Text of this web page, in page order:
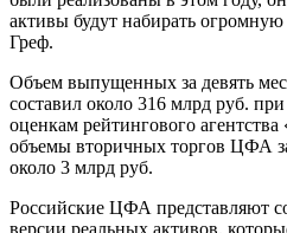
активы будут набирать
Греф.
Объем выпущенных за девять
составил около 316 млрд руб.
оценкам рейтингового
объемы вторичных торгов ЦФА
около 3 млрд руб.
Российские ЦФА представляют